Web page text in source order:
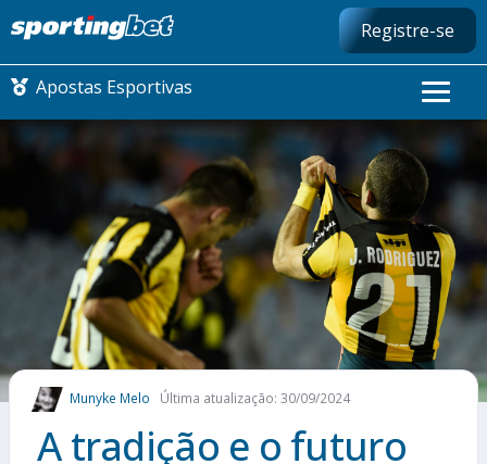
Registre-se
Apostas Esportivas
CONMEBOL LIBERTADORES
FUTEBOL NACIONAL
FUTEBOL INTERNACIONAL
COMO APOSTAR
MAIS ESPORTES
Munyke Melo Última atualização: 30/09/2024
A tradição e o futuro